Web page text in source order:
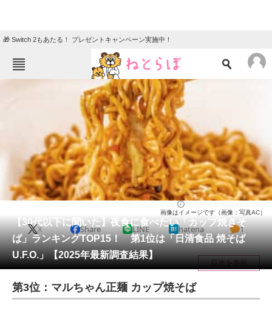
🎁 Switch 2もあたる！ プレゼントキャンペーン実施中！
ニュース
クイズ
地域
住まい 教育・育児
動物 リサーチ
会員記事
メディア
注目記事を集めた総合ページ
ITの今と未来を見通す
【30代以下に聞いた】夜食に食べたい「カップ焼きそ
ば」ランキングTOP15！ 第1位は「日清食品 焼そば
U.F.O.」【2025年最新調査結果】
画像はイメージです（画像：写真AC）
X Share LINE hatena 1
目次を表示
第3位：マルちゃん正麺 カップ焼そば